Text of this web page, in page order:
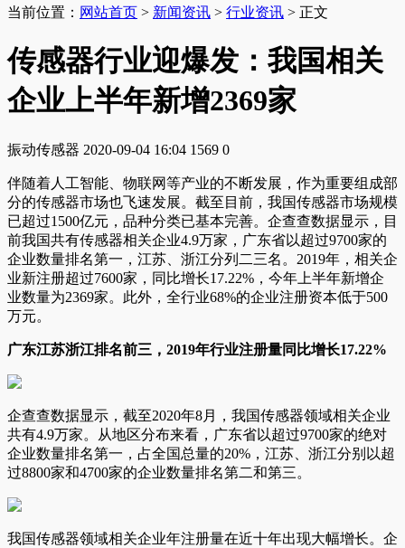
当前位置： 网站首页 > 新闻资讯 > 行业资讯 > 正文
传感器行业迎爆发：我国相关
企业上半年新增2369家
振动传感器 2020-09-04 16:04 1569 0
伴随着人工智能、物联网等产业的不断发展，作为重要组成部
分的传感器市场也飞速发展。截至目前，我国传感器市场规模
已超过1500亿元，品种分类已基本完善。企查查数据显示，目
前我国共有传感器相关企业4.9万家，广东省以超过9700家的
企业数量排名第一，江苏、浙江分列二三名。2019年，相关企
业新注册超过7600家，同比增长17.22%，今年上半年新增企
业数量为2369家。此外，全行业68%的企业注册资本低于500
万元。
广东江苏浙江排名前三，2019年行业注册量同比增长17.22%
企查查数据显示，截至2020年8月，我国传感器领域相关企业
共有4.9万家。从地区分布来看，广东省以超过9700家的绝对
企业数量排名第一，占全国总量的20%，江苏、浙江分别以超
过8800家和4700家的企业数量排名第二和第三。
我国传感器领域相关企业年注册量在近十年出现大幅增长。企